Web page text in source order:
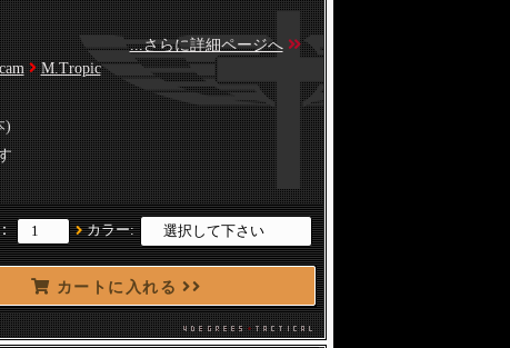
...さらに詳細ページへ
M.Tropic
)
カラー:
カートに入れる